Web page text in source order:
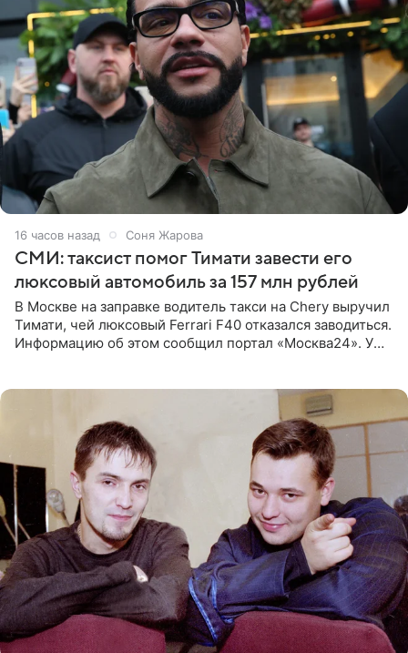
16 часов назад Соня Жарова
СМИ: таксист помог Тимати завести его
люксовый автомобиль за 157 млн рублей
В Москве на заправке водитель такси на Chery выручил
Тимати, чей люксовый Ferrari F40 отказался заводиться.
Информацию об этом сообщил портал «Москва24». У